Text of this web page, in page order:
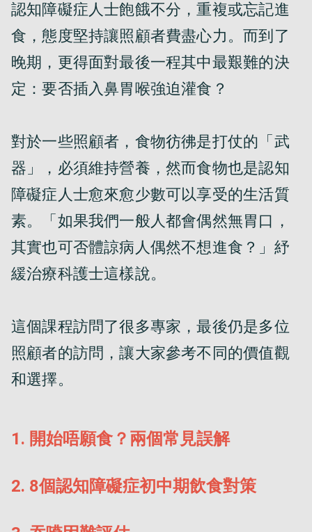
認知障礙症人士飽餓不分，重複或忘記進
食，態度堅持讓照顧者費盡心力。而到了
晚期，更得面對最後一程其中最艱難的決
定：要否插入鼻胃喉強迫灌食？
對於一些照顧者，食物彷彿是打仗的「武
器」，必須維持營養，然而食物也是認知
障礙症人士愈來愈少數可以享受的生活質
素。「如果我們一般人都會偶然無胃口，
其實也可否體諒病人偶然不想進食？」紓
緩治療科護士這樣說。
這個課程訪問了很多專家，最後仍是多位
照顧者的訪問，讓大家參考不同的價值觀
和選擇。
1. 開始唔願食？兩個常見誤解
2. 8個認知障礙症初中期飲食對策